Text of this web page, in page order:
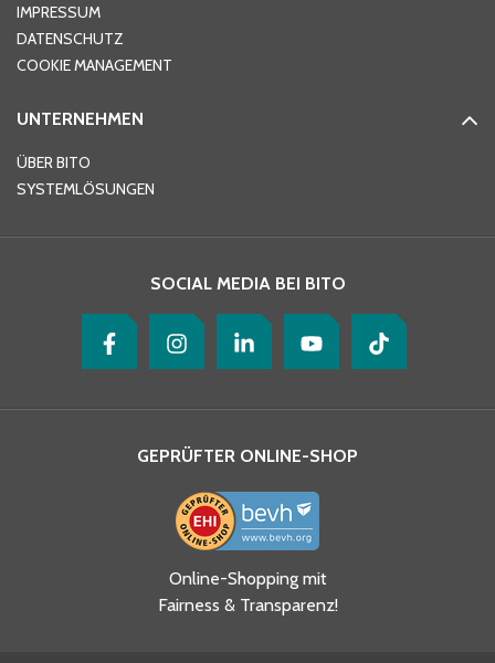
IMPRESSUM
DATENSCHUTZ
COOKIE MANAGEMENT
UNTERNEHMEN
ÜBER BITO
SYSTEMLÖSUNGEN
SOCIAL MEDIA BEI BITO
GEPRÜFTER ONLINE-SHOP
Online-Shopping mit
Fairness & Transparenz!